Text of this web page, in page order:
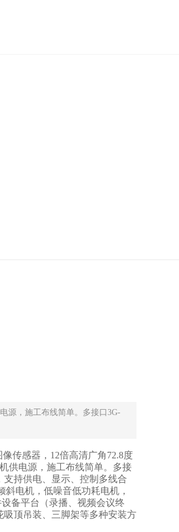
源，施工布线简单。多接口3G-
传感器，12倍高清广角72.8度
供电源，施工布线简单。多接
支持供电、显示、控制多线合
电机，低噪音低功耗电机，
备平台（录播、视频会议终
顶吊装、三脚架等多种安装方